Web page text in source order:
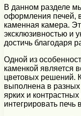
В данном разделе
оформления печей,
каменная камера.
эксклюзивностью и
достичь благодаря
Одной из
каменкой является
цветовых решений.
выполнена в разных
ярких и
интегрировать печь